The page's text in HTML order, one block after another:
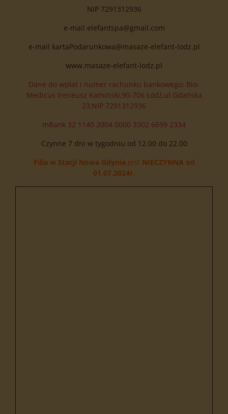
NIP 7291312936
e-mail elefantspa@gmail.com
e-mail kartaPodarunkowa@masaze-elefant-lodz.pl
www.masaze-elefant-lodz.pl
Dane do wpłat i numer rachunku bankowego: Bio-
Medicus Ireneusz Kamiński,90-706 Łódź,ul.Gdańska
23,NIP 7291312936
mBank 32 1140 2004 0000 3302 6699 2334
Czynne 7 dni w tygodniu od 12.00 do 22.00
Filia w Stacji Nowa Gdynia jest NIECZYNNA od
01.07.2024r.